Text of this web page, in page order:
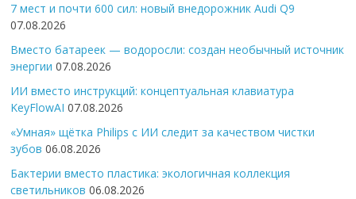
7 мест и почти 600 сил: новый внедорожник Audi Q9
07.08.2026
Вместо батареек — водоросли: создан необычный источник
энергии 07.08.2026
ИИ вместо инструкций: концептуальная клавиатура
KeyFlowAI 07.08.2026
«Умная» щётка Philips с ИИ следит за качеством чистки
зубов 06.08.2026
Бактерии вместо пластика: экологичная коллекция
светильников 06.08.2026